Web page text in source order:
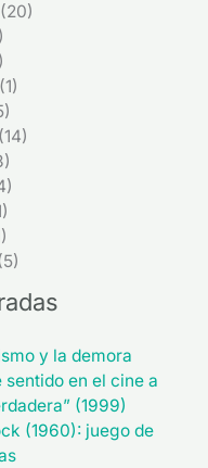
(20)
(1)
(14)
y la demora
en el cine a
(1999)
(1960): juego de